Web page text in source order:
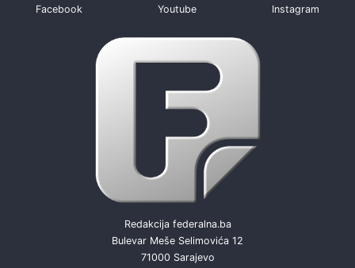
Facebook Youtube Instagram
Redakcija federalna.ba
Bulevar Meše Selimovića 12
71000 Sarajevo